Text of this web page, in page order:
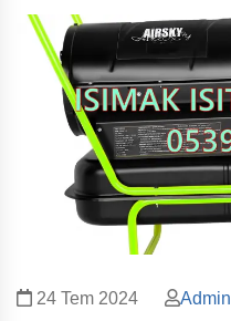
24 Tem 2024 Admin